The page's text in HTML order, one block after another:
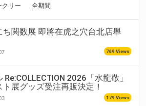
クリー 全期間
ち関数展 即將在虎之穴台北店舉
769 Views
Re:COLLECTION 2026「水龍敬」
ト展グッズ受注再販決定！
179 Views